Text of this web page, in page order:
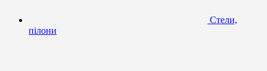
Стели,
пілони